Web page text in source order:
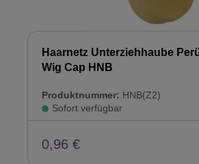
Haarnetz Unterziehhaube
Wig Cap HNB
Produktnummer: HNB(Z2)
Sofort verfügbar
0,96 €